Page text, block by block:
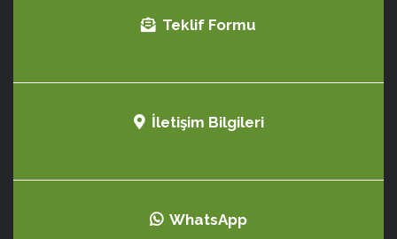
Teklif Formu
İletişim Bilgileri
WhatsApp